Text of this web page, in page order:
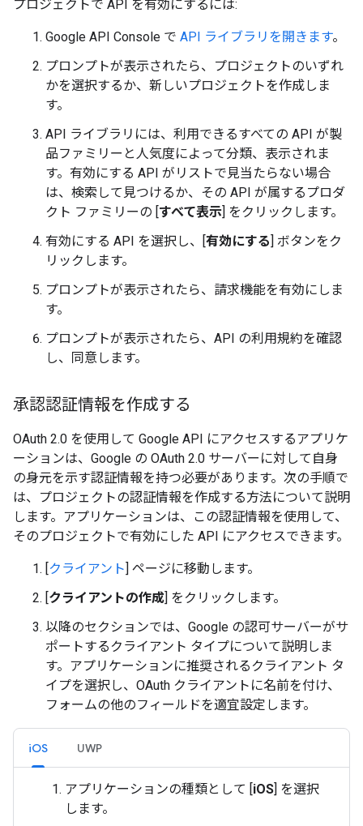
プロジェクトで API を有効にするには:
Google API Console で API ライブラリを開きます。
プロンプトが表示されたら、プロジェクトのいずれ
かを選択するか、新しいプロジェクトを作成しま
す。
API ライブラリには、利用できるすべての API が製
品ファミリーと人気度によって分類、表示されま
す。有効にする API がリストで見当たらない場合
は、検索して見つけるか、その API が属するプロダ
クト ファミリーの [すべて表示] をクリックします。
有効にする API を選択し、[有効にする] ボタンをク
リックします。
プロンプトが表示されたら、請求機能を有効にしま
す。
プロンプトが表示されたら、API の利用規約を確認
し、同意します。
承認認証情報を作成する
OAuth 2.0 を使用して Google API にアクセスするアプリケ
ーションは、Google の OAuth 2.0 サーバーに対して自身
の身元を示す認証情報を持つ必要があります。次の手順で
は、プロジェクトの認証情報を作成する方法について説明
します。アプリケーションは、この認証情報を使用して、
そのプロジェクトで有効にした API にアクセスできます。
[クライアント] ページに移動します。
[クライアントの作成] をクリックします。
以降のセクションでは、Google の認可サーバーがサ
ポートするクライアント タイプについて説明しま
す。アプリケーションに推奨されるクライアント タ
イプを選択し、OAuth クライアントに名前を付け、
フォームの他のフィールドを適宜設定します。
iOS UWP
アプリケーションの種類として [iOS] を選択
します。